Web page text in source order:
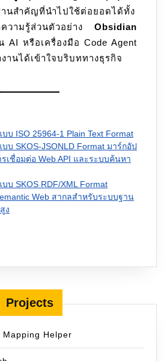
านสำคัญที่นำไปใช้ต่อยอดได้ทั้ง
วามรู้ส่วนตัวอย่าง Obsidian
AI หรือเครื่องมือ Code Agent
านได้เข้าใจบริบททางธุรกิจ
บ ISO 25964-1 Plain Text Format
บ SKOS-JSONLD Format มาร์กอัป
เชื่อมต่อ Web API และระบบค้นหา
บ SKOS RDF/XML Format
Web สากลสำหรับระบบฐาน
ง
Projects
Helper